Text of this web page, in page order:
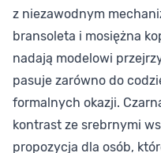
z niezawodnym
bransoleta i mosiężna
nadają modelowi
pasuje zarówno do
formalnych okazji.
kontrast ze srebrnymi
propozycja dla osób,